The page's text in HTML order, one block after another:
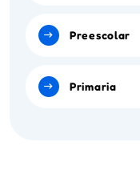
Preescolar
Primaria